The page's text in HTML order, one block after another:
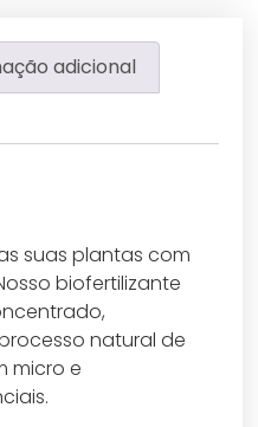
adicional
suas plantas com
biofertilizante
natural de
micro e